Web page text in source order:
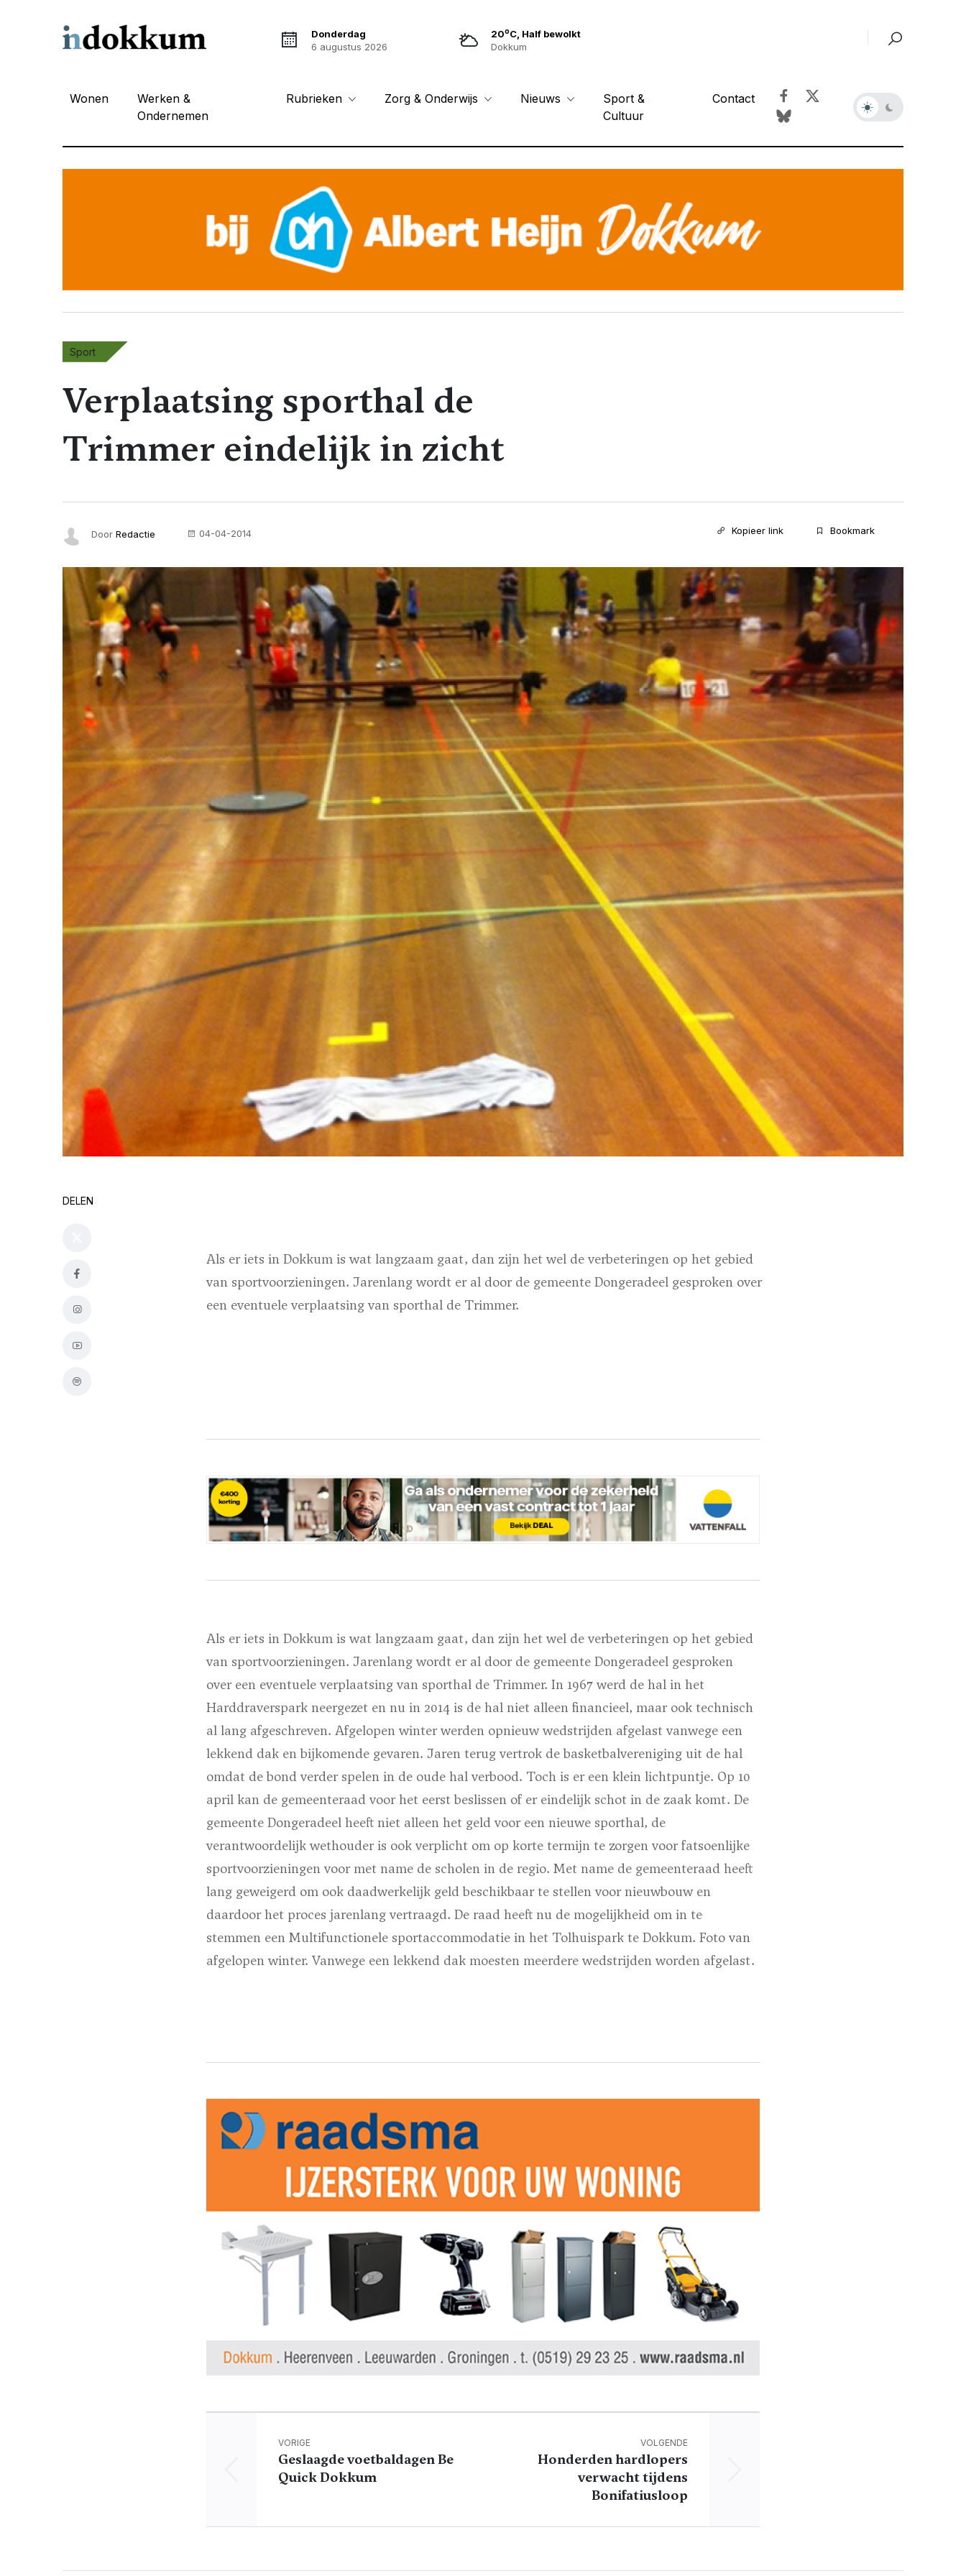
Donderdag
6 augustus 2026
20oC, Half bewolkt
Dokkum
Wonen
Werken &
Ondernemen
Rubrieken Zorg & Onderwijs Nieuws
Sport &
Cultuur
Contact
Sport
Verplaatsing sporthal de
Trimmer eindelijk in zicht
Door Redactie 04-04-2014 Kopieer link Bookmark
DELEN
Als er iets in Dokkum is wat langzaam gaat, dan zijn het wel de verbeteringen op het gebied
van sportvoorzieningen. Jarenlang wordt er al door de gemeente Dongeradeel gesproken over
een eventuele verplaatsing van sporthal de Trimmer.
Als er iets in Dokkum is wat langzaam gaat, dan zijn het wel de verbeteringen op het gebied
van sportvoorzieningen. Jarenlang wordt er al door de gemeente Dongeradeel gesproken
over een eventuele verplaatsing van sporthal de Trimmer. In 1967 werd de hal in het
Harddraverspark neergezet en nu in 2014 is de hal niet alleen financieel, maar ook technisch
al lang afgeschreven. Afgelopen winter werden opnieuw wedstrijden afgelast vanwege een
lekkend dak en bijkomende gevaren. Jaren terug vertrok de basketbalvereniging uit de hal
omdat de bond verder spelen in de oude hal verbood. Toch is er een klein lichtpuntje. Op 10
april kan de gemeenteraad voor het eerst beslissen of er eindelijk schot in de zaak komt. De
gemeente Dongeradeel heeft niet alleen het geld voor een nieuwe sporthal, de
verantwoordelijk wethouder is ook verplicht om op korte termijn te zorgen voor fatsoenlijke
sportvoorzieningen voor met name de scholen in de regio. Met name de gemeenteraad heeft
lang geweigerd om ook daadwerkelijk geld beschikbaar te stellen voor nieuwbouw en
daardoor het proces jarenlang vertraagd. De raad heeft nu de mogelijkheid om in te
stemmen een Multifunctionele sportaccommodatie in het Tolhuispark te Dokkum. Foto van
afgelopen winter. Vanwege een lekkend dak moesten meerdere wedstrijden worden afgelast.
VORIGE
Geslaagde voetbaldagen Be
Quick Dokkum
VOLGENDE
Honderden hardlopers
verwacht tijdens
Bonifatiusloop